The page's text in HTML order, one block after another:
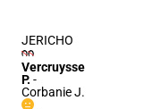
JERICHO
Vercruysse
P. -
Corbanie J.